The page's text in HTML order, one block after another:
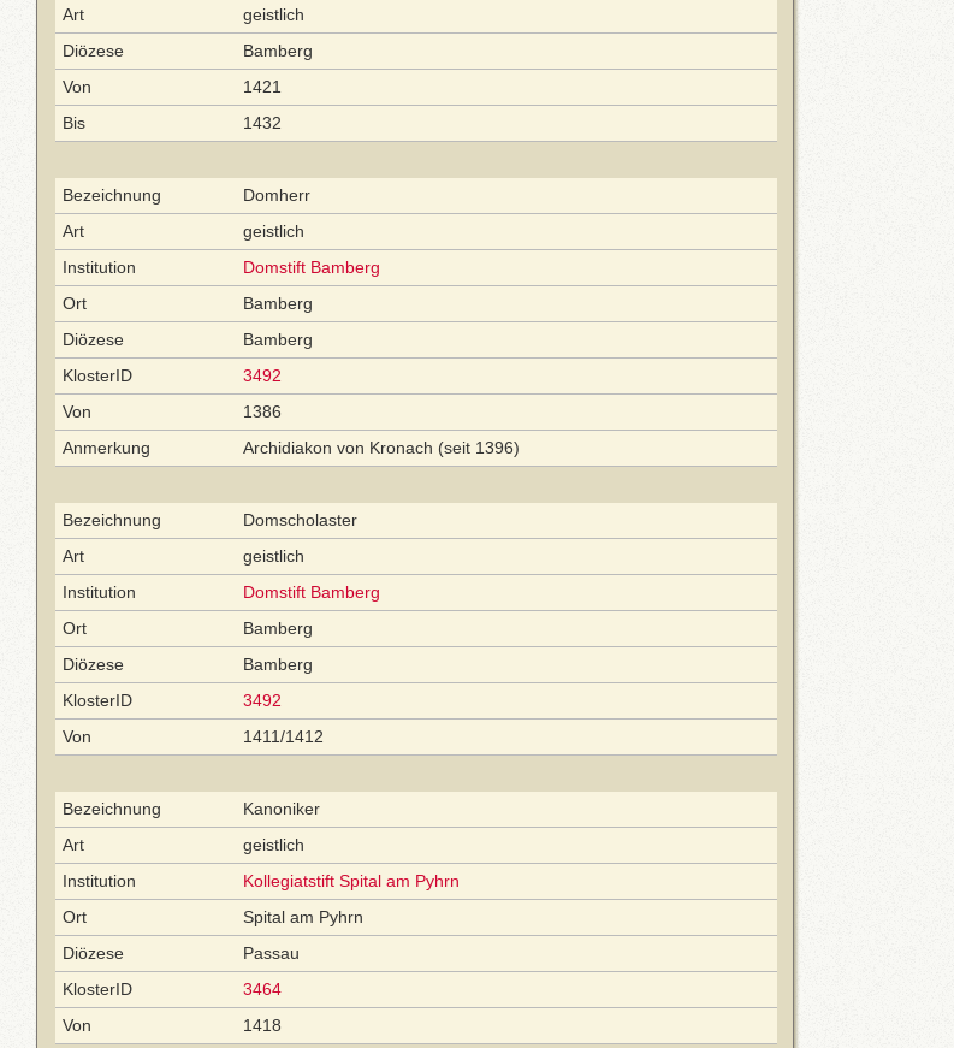
Art
geistlich
Diözese
Bamberg
Von
1421
Bis
1432
Bezeichnung
Domherr
Art
geistlich
Institution
Domstift Bamberg
Ort
Bamberg
Diözese
Bamberg
KlosterID
3492
Von
1386
Anmerkung
Archidiakon von Kronach (seit 1396)
Bezeichnung
Domscholaster
Art
geistlich
Institution
Domstift Bamberg
Ort
Bamberg
Diözese
Bamberg
KlosterID
3492
Von
1411/1412
Bezeichnung
Kanoniker
Art
geistlich
Institution
Kollegiatstift Spital am Pyhrn
Ort
Spital am Pyhrn
Diözese
Passau
KlosterID
3464
Von
1418